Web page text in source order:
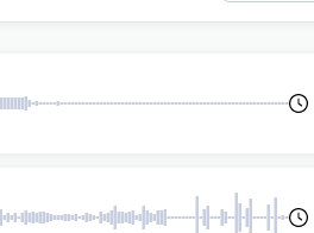
cont sau atribuire.